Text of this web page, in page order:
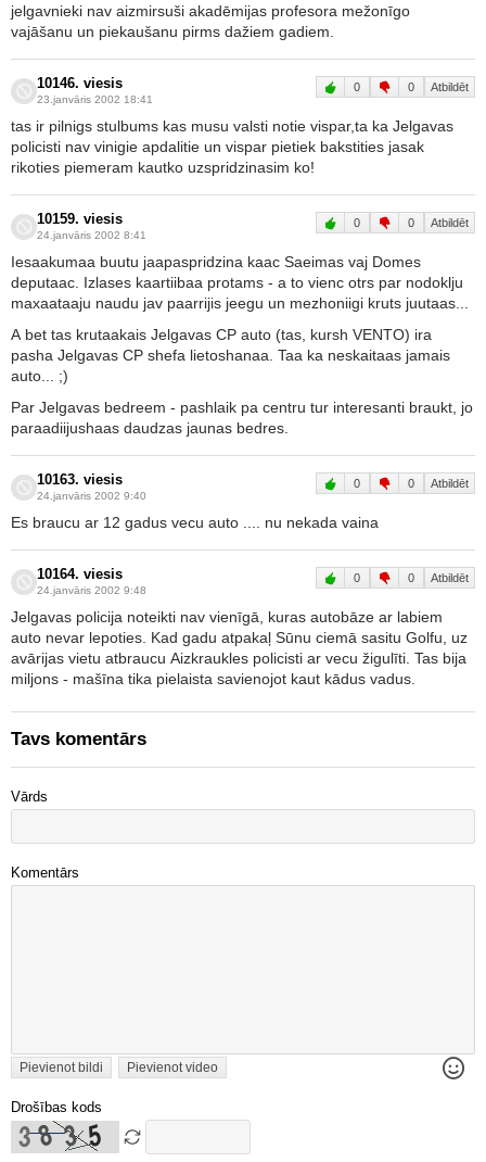
jelgavnieki nav aizmirsuši akadēmijas profesora mežonīgo
vajāšanu un piekaušanu pirms dažiem gadiem.
10146. viesis
23.janvāris 2002 18:41
0 0 Atbildēt
tas ir pilnigs stulbums kas musu valsti notie vispar,ta ka Jelgavas
policisti nav vinigie apdalitie un vispar pietiek bakstities jasak
rikoties piemeram kautko uzspridzinasim ko!
10159. viesis
24.janvāris 2002 8:41
0 0 Atbildēt
Iesaakumaa buutu jaapaspridzina kaac Saeimas vaj Domes
deputaac. Izlases kaartiibaa protams - a to vienc otrs par nodoklju
maxaataaju naudu jav paarrijis jeegu un mezhoniigi kruts juutaas...
A bet tas krutaakais Jelgavas CP auto (tas, kursh VENTO) ira
pasha Jelgavas CP shefa lietoshanaa. Taa ka neskaitaas jamais
auto... ;)
Par Jelgavas bedreem - pashlaik pa centru tur interesanti braukt, jo
paraadiijushaas daudzas jaunas bedres.
10163. viesis
24.janvāris 2002 9:40
0 0 Atbildēt
Es braucu ar 12 gadus vecu auto .... nu nekada vaina
10164. viesis
24.janvāris 2002 9:48
0 0 Atbildēt
Jelgavas policija noteikti nav vienīgā, kuras autobāze ar labiem
auto nevar lepoties. Kad gadu atpakaļ Sūnu ciemā sasitu Golfu, uz
avārijas vietu atbraucu Aizkraukles policisti ar vecu žigulīti. Tas bija
miljons - mašīna tika pielaista savienojot kaut kādus vadus.
Tavs komentārs
Vārds
Komentārs
Pievienot bildi Pievienot video
Drošības kods